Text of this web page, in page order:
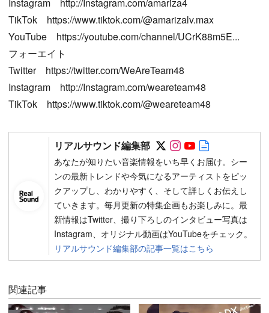
TikTok https://www.tiktok.com/@amarizalv.max
YouTube https://youtube.com/channel/UCrK88m5E...
フォーエイト
Twitter https://twitter.com/WeAreTeam48
Instagram http://Instagram.com/weareteam48
TikTok https://www.tiktok.com/@weareteam48
リアルサウンド編集部 Follow on SNS
Follow on SNS
Follow on
あなたが知りたい音楽情報をいち早くお届け。シー
ンの最新トレンドや今気になるアーティストをピッ
クアップし、わかりやすく、そして詳しくお伝えし
ていきます。毎月更新の特集企画もお楽しみに。最
新情報はTwitter、撮り下ろしのインタビュー写真は
Instagram、オリジナル動画はYouTubeをチェック。
リアルサウンド編集部の記事一覧はこちら
関連記事